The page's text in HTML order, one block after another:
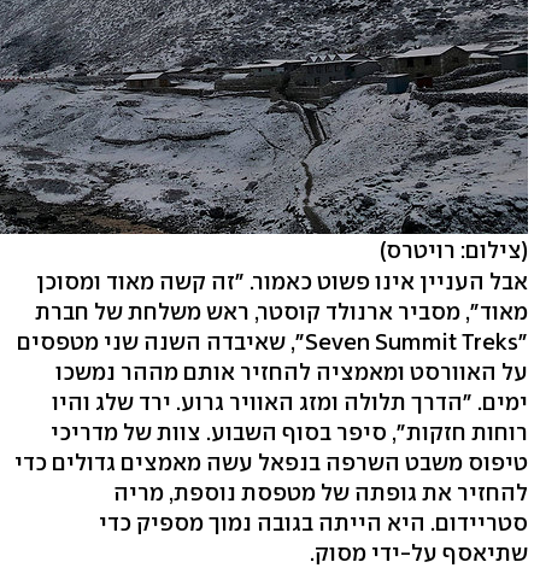
(צילום: רויטרס)
אבל העניין אינו פשוט כאמור. "זה קשה מאוד ומסוכן
מאוד", מסביר ארנולד קוסטר, ראש משלחת של חברת
"Seven Summit Treks", שאיבדה השנה שני מטפסים
על האוורסט ומאמציה להחזיר אותם מההר נמשכו
ימים. "הדרך תלולה ומזג האוויר גרוע. ירד שלג והיו
רוחות חזקות", סיפר בסוף השבוע. צוות של מדריכי
טיפוס משבט השרפה בנפאל עשה מאמצים גדולים כדי
להחזיר את גופתה של מטפסת נוספת, מריה
סטריידום. היא הייתה בגובה נמוך מספיק כדי
שתיאסף על-ידי מסוק.